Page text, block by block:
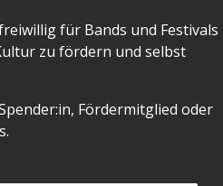
für Bands und Festivals
zu fördern und selbst
Fördermitglied oder